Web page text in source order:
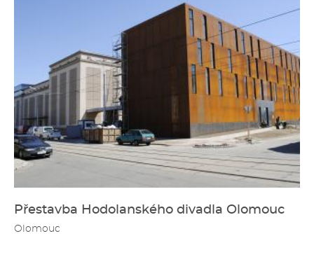
Přestavba Hodolanského divadla Olomouc
Olomouc